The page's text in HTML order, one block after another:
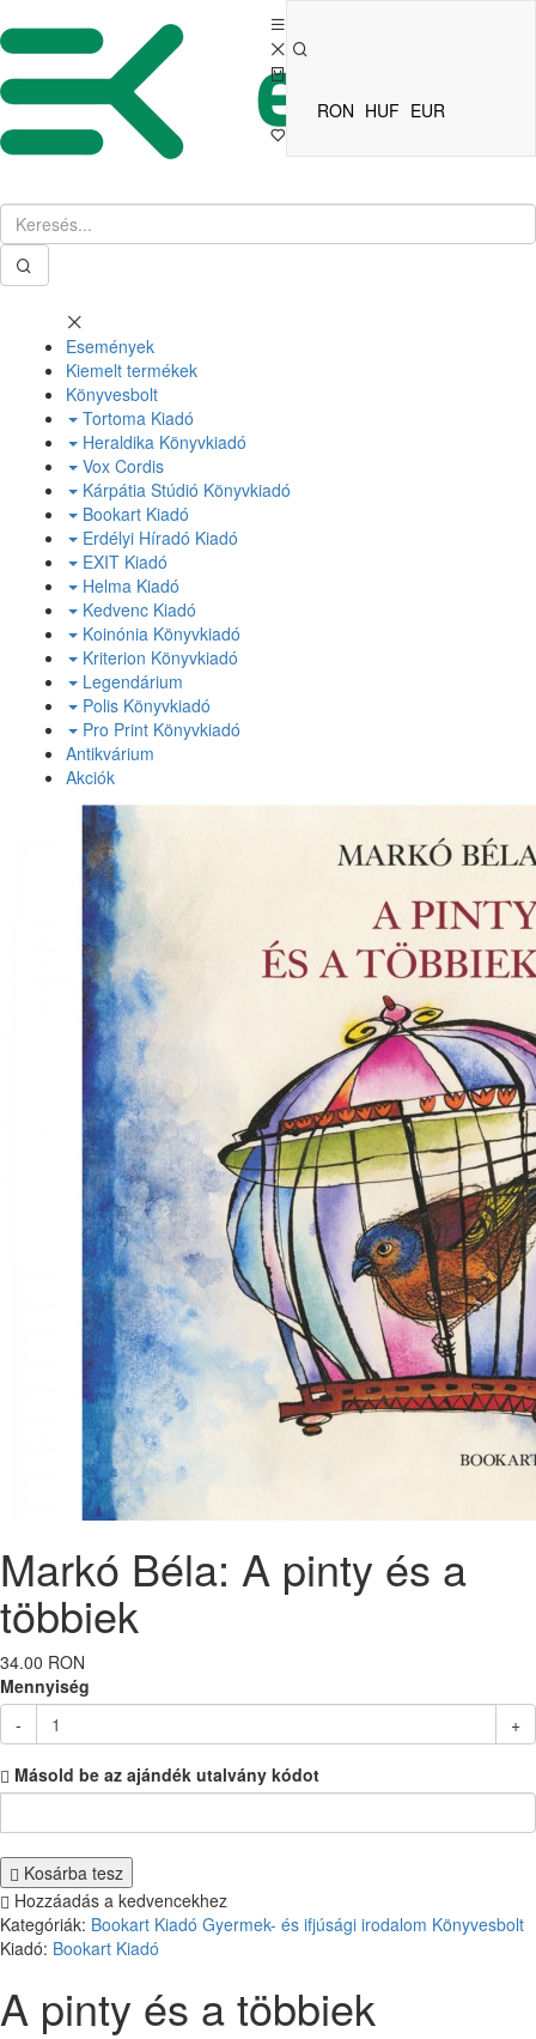
RON HUF EUR
Események
Kiemelt termékek
Könyvesbolt
Tortoma Kiadó
Heraldika Könyvkiadó
Vox Cordis
Kárpátia Stúdió Könyvkiadó
Bookart Kiadó
Erdélyi Híradó Kiadó
EXIT Kiadó
Helma Kiadó
Kedvenc Kiadó
Koinónia Könyvkiadó
Kriterion Könyvkiadó
Legendárium
Polis Könyvkiadó
Pro Print Könyvkiadó
Antikvárium
Akciók
Markó Béla: A pinty és a
többiek
34.00 RON
Mennyiség
-
+
Másold be az ajándék utalvány kódot
Kosárba tesz
Hozzáadás a kedvencekhez
Kategóriák: Bookart Kiadó Gyermek- és ifjúsági irodalom Könyvesbolt
Kiadó: Bookart Kiadó
A pinty és a többiek